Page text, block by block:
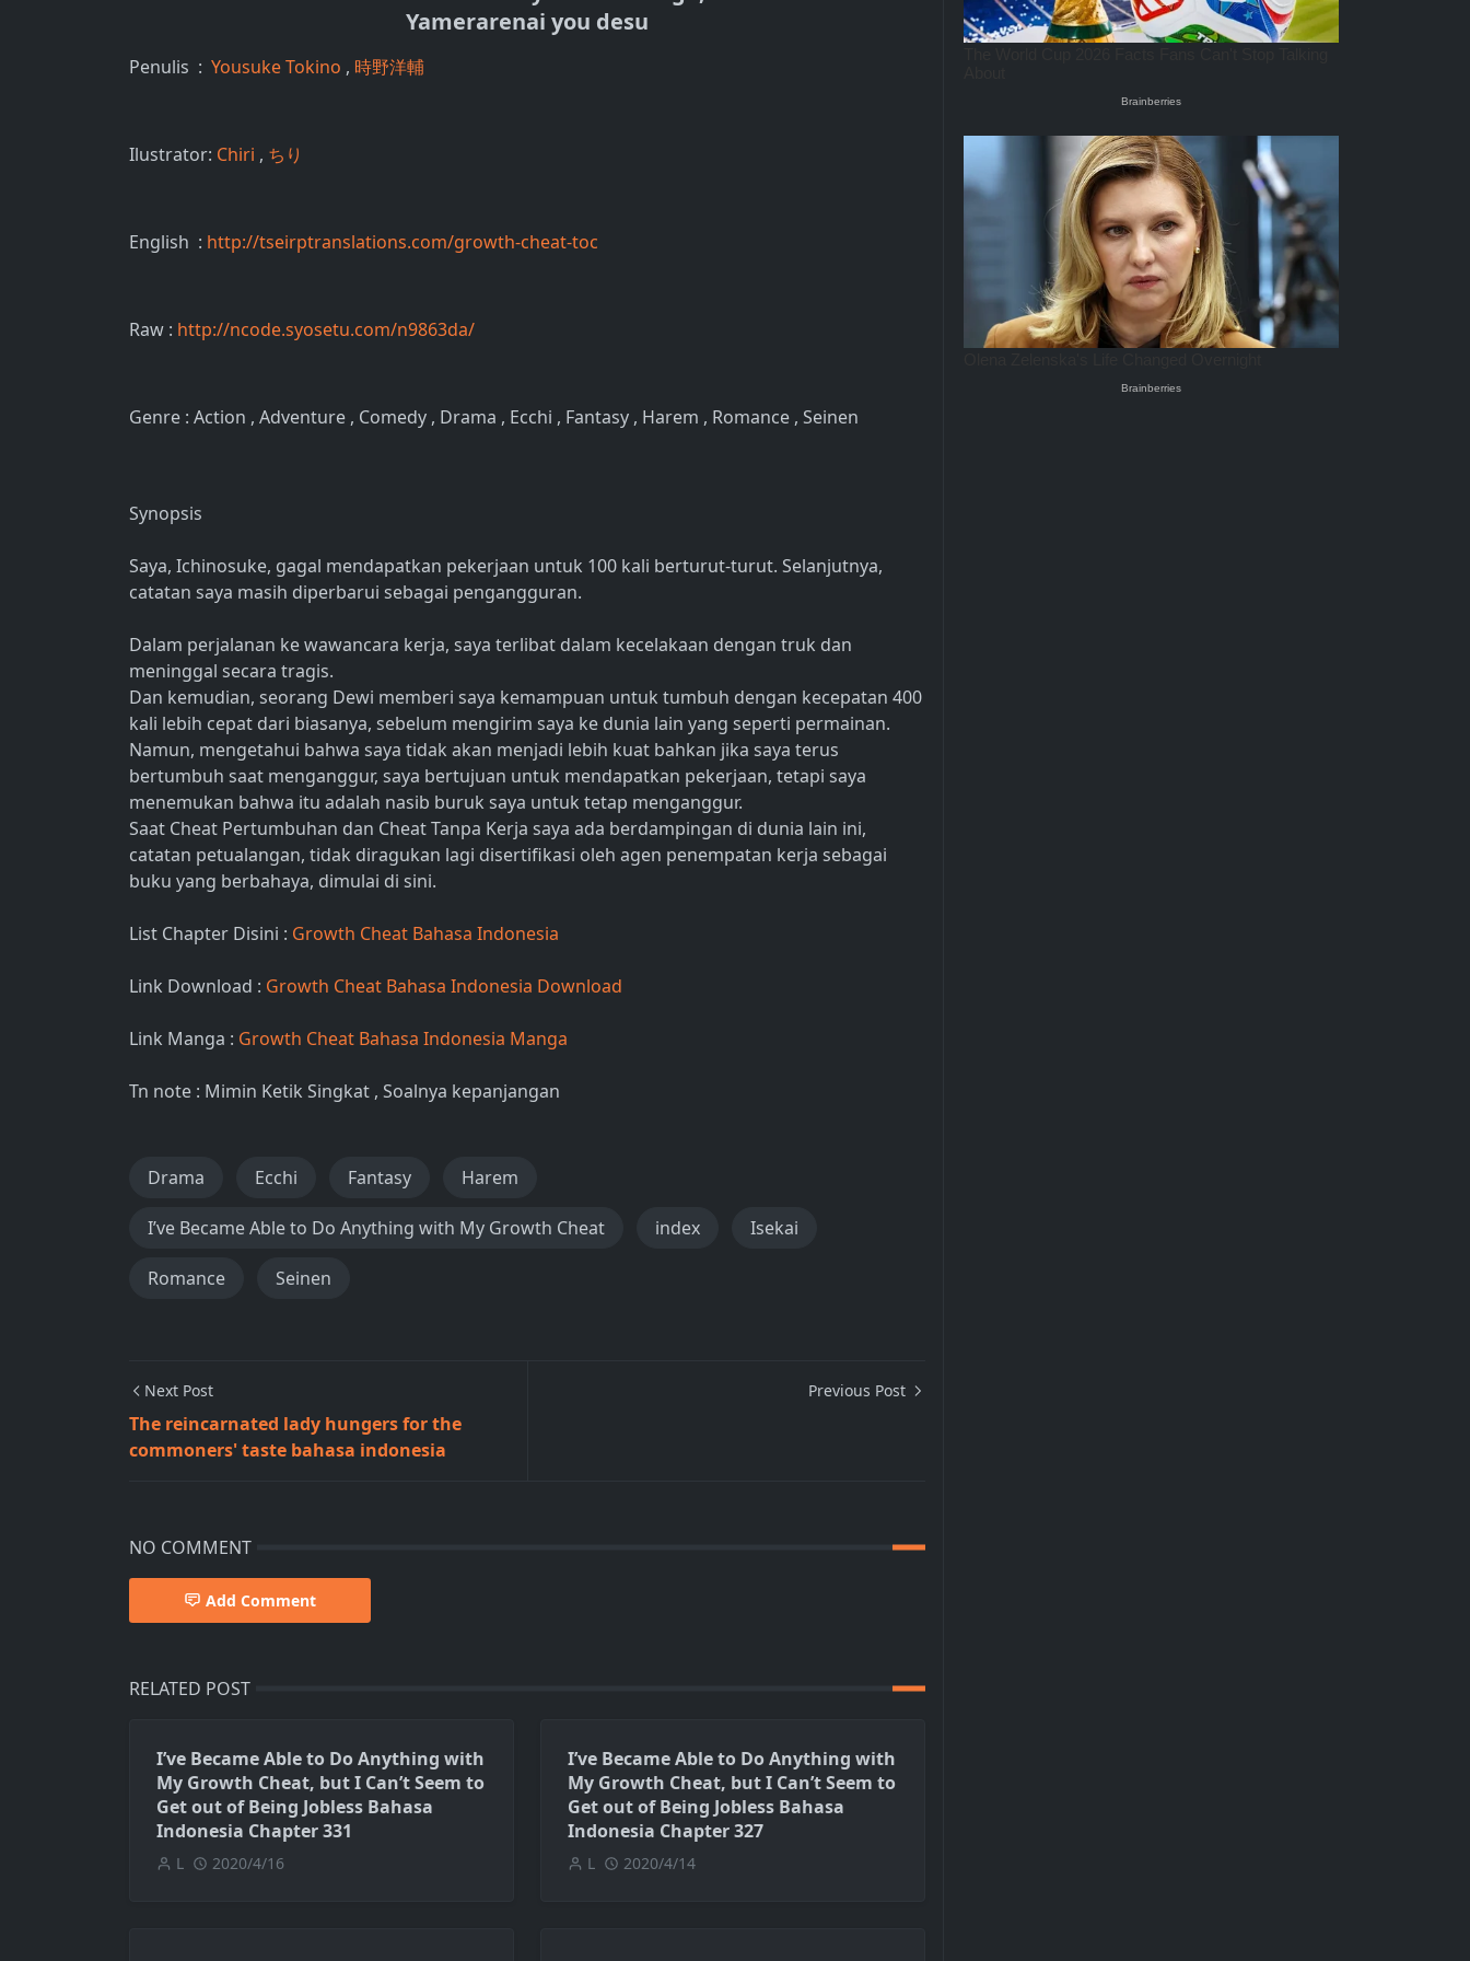
Yamerarenai you desu
Penulis : Yousuke Tokino , 時野洋輔
Ilustrator: Chiri , ちり
English : http://tseirptranslations.com/growth-cheat-toc
Raw : http://ncode.syosetu.com/n9863da/
Genre : Action , Adventure , Comedy , Drama , Ecchi , Fantasy , Harem , Romance , Seinen
Synopsis
Saya, Ichinosuke, gagal mendapatkan pekerjaan untuk 100 kali berturut-turut. Selanjutnya,
catatan saya masih diperbarui sebagai pengangguran.
Dalam perjalanan ke wawancara kerja, saya terlibat dalam kecelakaan dengan truk dan
meninggal secara tragis.
Dan kemudian, seorang Dewi memberi saya kemampuan untuk tumbuh dengan kecepatan 400
kali lebih cepat dari biasanya, sebelum mengirim saya ke dunia lain yang seperti permainan.
Namun, mengetahui bahwa saya tidak akan menjadi lebih kuat bahkan jika saya terus
bertumbuh saat menganggur, saya bertujuan untuk mendapatkan pekerjaan, tetapi saya
menemukan bahwa itu adalah nasib buruk saya untuk tetap menganggur.
Saat Cheat Pertumbuhan dan Cheat Tanpa Kerja saya ada berdampingan di dunia lain ini,
catatan petualangan, tidak diragukan lagi disertifikasi oleh agen penempatan kerja sebagai
buku yang berbahaya, dimulai di sini.
List Chapter Disini : Growth Cheat Bahasa Indonesia
Link Download : Growth Cheat Bahasa Indonesia Download
Link Manga : Growth Cheat Bahasa Indonesia Manga
Tn note : Mimin Ketik Singkat , Soalnya kepanjangan
Drama Ecchi Fantasy Harem
I’ve Became Able to Do Anything with My Growth Cheat index Isekai
Romance Seinen
Next Post
The reincarnated lady hungers for the
commoners' taste bahasa indonesia
Previous Post
NO COMMENT
Add Comment
RELATED POST
I’ve Became Able to Do Anything with
My Growth Cheat, but I Can’t Seem to
Get out of Being Jobless Bahasa
Indonesia Chapter 331
L 2020/4/16
I’ve Became Able to Do Anything with
My Growth Cheat, but I Can’t Seem to
Get out of Being Jobless Bahasa
Indonesia Chapter 327
L 2020/4/14